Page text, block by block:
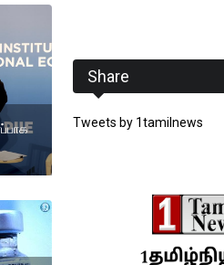
Share
Tweets by 1tamilnews